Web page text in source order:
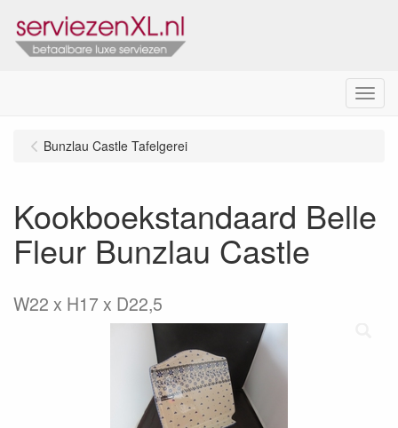
Menu
Bunzlau Castle Tafelgerei
Kookboekstandaard Belle
Fleur Bunzlau Castle
W22 x H17 x D22,5